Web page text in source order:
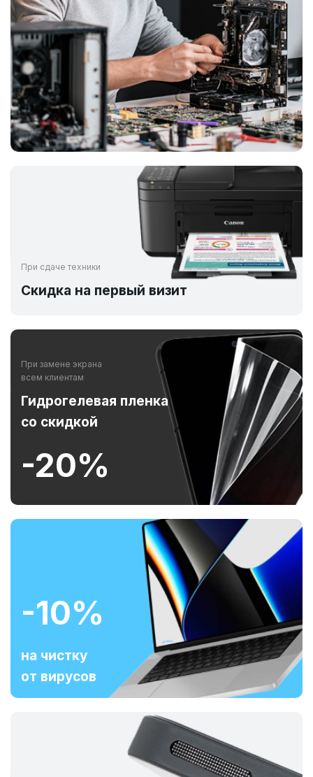
При сдаче техники
Скидка на первый визит
При замене экрана
всем клиентам
Гидрогелевая пленка
со скидкой
-20%
-10%
на чистку
от вирусов